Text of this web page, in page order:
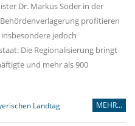
Dr. Markus Söder in der
profitieren
jedoch
Die Regionalisierung bringt
und mehr als 900
Landtag MEHR...